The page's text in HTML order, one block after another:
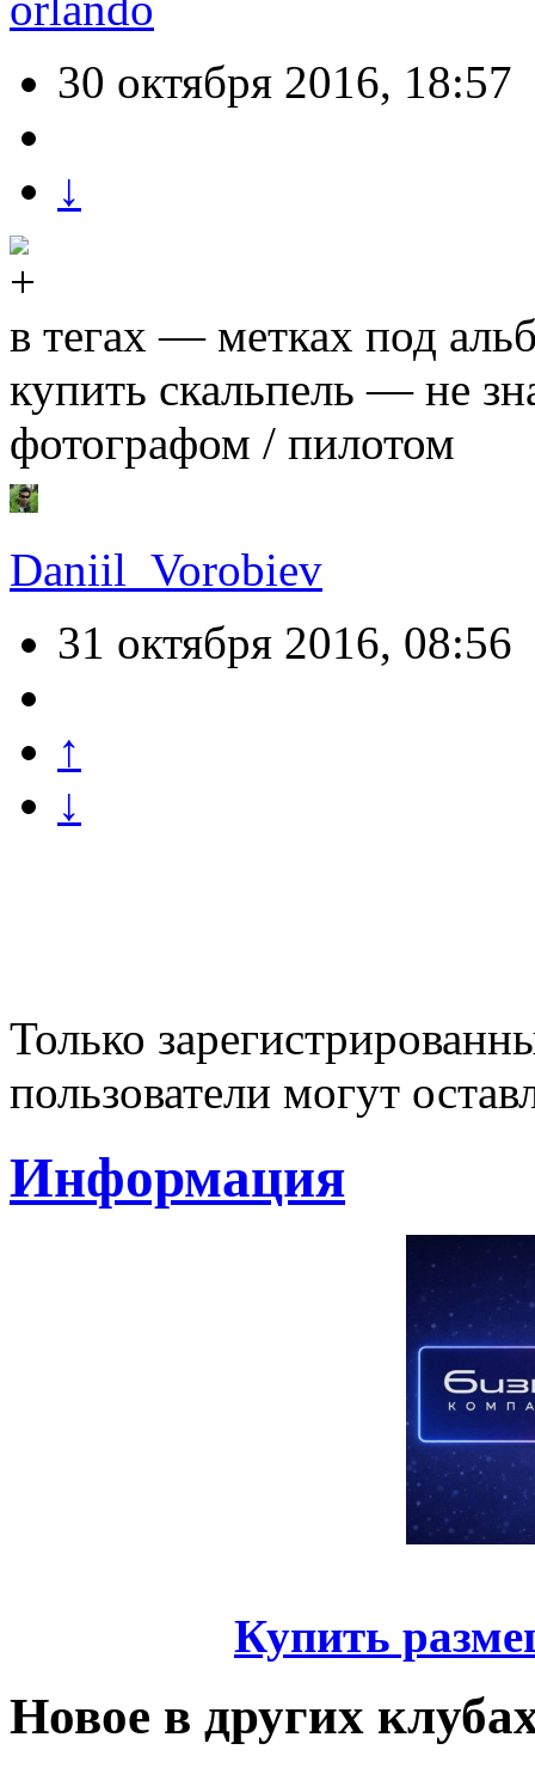
30 октября 2016, 18:57
↓
в тегах — метках под
купить скальпель — не
фотографом / пилотом
Daniil_Vorobiev
31 октября 2016, 08:56
↑
↓
Только
пользователи могут
Информация
Купить
Новое в других